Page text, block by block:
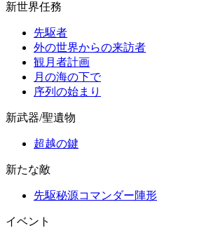
新世界任務
先駆者
外の世界からの来訪者
観月者計画
月の海の下で
序列の始まり
新武器/聖遺物
超越の鍵
新たな敵
先駆秘源コマンダー陣形
イベント